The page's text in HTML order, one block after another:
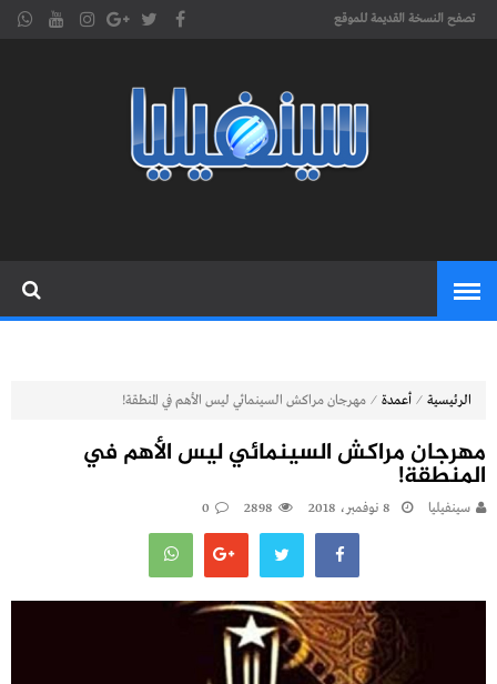
تصفح النسخة القديمة للموقع
الرئيسية ⁄ أعمدة ⁄ مهرجان مراكش السينمائي ليس الأهم في المنطقة!
مهرجان مراكش السينمائي ليس الأهم في
المنطقة!
سينفيليا 8 نوفمبر، 2018 2898
0